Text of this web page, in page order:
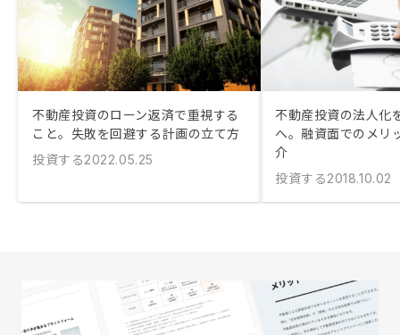
不動産投資のローン返済で重視する
こと。失敗を回避する計画の立て方
投資する2022.05.25
不動産投資の法人化
へ。融資面でのメリ
介
投資する2018.10.02